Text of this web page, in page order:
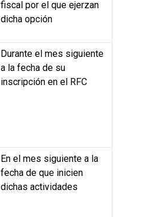
fiscal por el que ejerzan
dicha opción
Durante el mes siguiente
a la fecha de su
inscripción en el RFC
En el mes siguiente a la
fecha de que inicien
dichas actividades